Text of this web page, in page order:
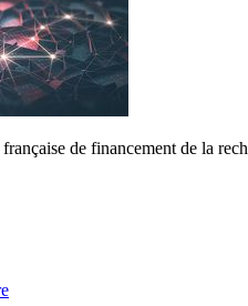
de financement de la